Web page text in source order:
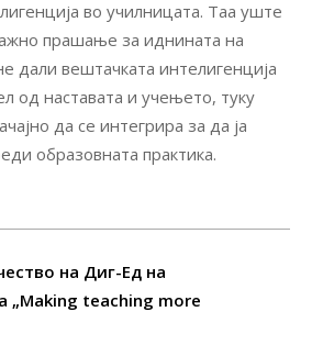
во училницата. Таа уште
прашање за иднината на
дали вештачката интелигенција
од наставата и учењето, туку
да се интегрира за да ја
образовната практика.
на Диг-Ед на
„Making teaching more